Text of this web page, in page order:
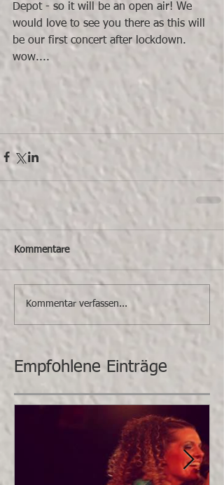
Depot - so it will be an open air! We
would love to see you there as this will
be our first concert after lockdown.
wow....
Kommentare
Kommentar verfassen...
Empfohlene Einträge